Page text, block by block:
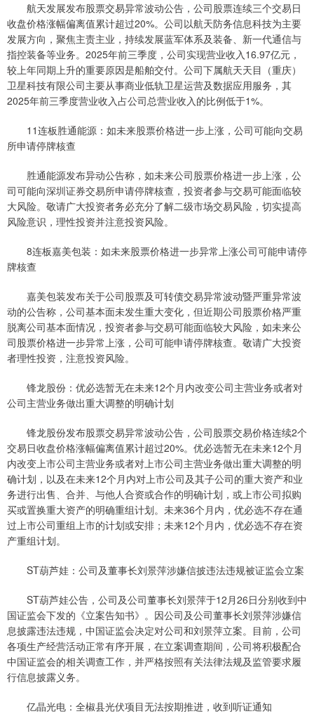
航天发展发布股票交易异常波动公告，公司股票连续三个交易日
收盘价格涨幅偏离值累计超过20%。公司以航天防务信息科技为主要
发展方向，聚焦主责主业，持续发展蓝军体系及装备、新一代通信与
指控装备等业务。2025年前三季度，公司实现营业收入16.97亿元，
较上年同期上升的重要原因是船舶交付。公司下属航天天目（重庆）
卫星科技有限公司主要从事商业低轨卫星运营及数据应用服务，其
2025年前三季度营业收入占公司总营业收入的比例低于1%。
11连板胜通能源：如未来股票价格进一步上涨，公司可能向交易
所申请停牌核查
胜通能源发布异动公告称，如未来公司股票价格进一步上涨，公
司可能向深圳证券交易所申请停牌核查，投资者参与交易可能面临较
大风险。敬请广大投资者务必充分了解二级市场交易风险，切实提高
风险意识，理性投资并注意投资风险。
8连板嘉美包装：如未来股票价格进一步异常上涨公司可能申请停
牌核查
嘉美包装发布关于公司股票及可转债交易异常波动暨严重异常波
动的公告称，公司基本面未发生重大变化，但近期公司股票价格严重
脱离公司基本面情况，投资者参与交易可能面临较大风险，如未来公
司股票价格进一步异常上涨，公司可能申请停牌核查。敬请广大投资
者理性投资，注意投资风险。
锋龙股份：优必选暂无在未来12个月内改变公司主营业务或者对
公司主营业务做出重大调整的明确计划
锋龙股份发布股票交易异常波动公告，公司股票交易价格连续2个
交易日收盘价格涨幅偏离值累计超过20%。优必选暂无在未来12个月
内改变上市公司主营业务或者对上市公司主营业务做出重大调整的明
确计划，以及在未来12个月内对上市公司及其子公司的重大资产和业
务进行出售、合并、与他人合资或合作的明确计划，或上市公司拟购
买或置换重大资产的明确重组计划。未来36个月内，优必选不存在通
过上市公司重组上市的计划或安排；未来12个月内，优必选不存在资
产重组计划。
ST葫芦娃：公司及董事长刘景萍涉嫌信披违法违规被证监会立案
ST葫芦娃公告，公司及公司董事长刘景萍于12月26日分别收到中
国证监会下发的《立案告知书》。因公司及公司董事长刘景萍涉嫌信
息披露违法违规，中国证监会决定对公司和刘景萍立案。目前，公司
各项生产经营活动正常有序开展，在立案调查期间，公司将积极配合
中国证监会的相关调查工作，并严格按照有关法律法规及监管要求履
行信息披露义务。
亿晶光电：全椒县光伏项目无法按期推进，收到听证通知